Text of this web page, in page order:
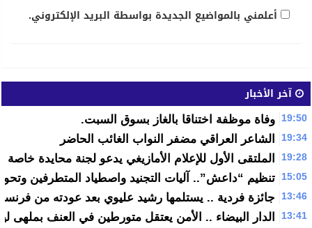
أعلمني بالمواضيع الجديدة بواسطة البريد الإلكتروني.
آخر الأخبار
19:50 وفاة موظفة اختناقا بالغاز بسوق السبت.
19:34 الشاعر العراقي مضفر النواب الغائب الحاضر
19:28 الملتقى الأول للإعلام الأمازيغي يدعو لجنة محايدة خاصة
15:05 تنظيم “داعش”.. آليات التجنيد واصطياد المتطرفين
13:46 جائزة فردية .. يستلمها رشيد عليوي بعد عودته من فرنسا
13:41 الدار البيضاء .. الأمن يعتقل متورطين في العنف بملهى